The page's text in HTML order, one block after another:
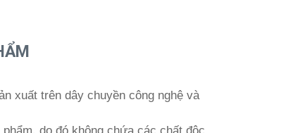
xuất trên dây chuyền công nghệ và
do đó không chứa các chất độc